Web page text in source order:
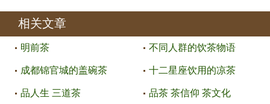
相关文章
明前茶 不同人群的饮茶物语
成都锦官城的盖碗茶 十二星座饮用的凉茶
品人生 三道茶 品茶 茶信仰 茶文化